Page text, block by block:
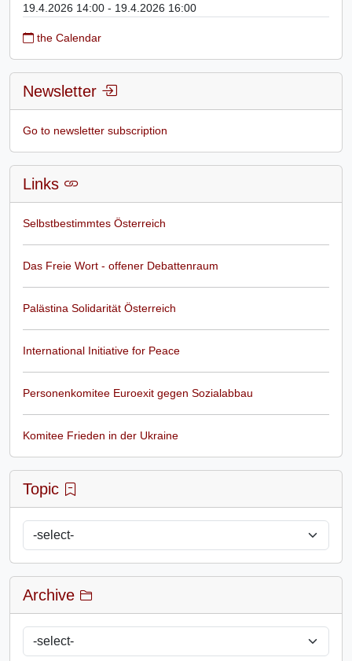
19.4.2026 14:00 - 19.4.2026 16:00
the Calendar
Newsletter
Go to newsletter subscription
Links
Selbstbestimmtes Österreich
Das Freie Wort - offener Debattenraum
Palästina Solidarität Österreich
International Initiative for Peace
Personenkomitee Euroexit gegen Sozialabbau
Komitee Frieden in der Ukraine
Topic
Archive